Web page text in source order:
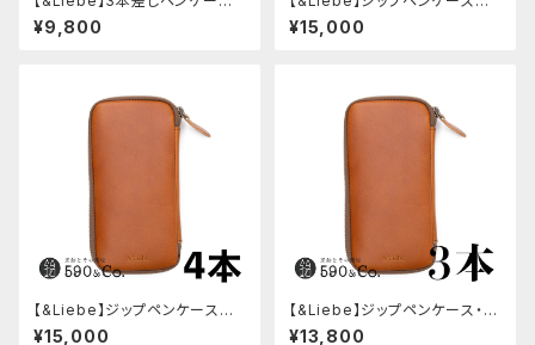
栃木レザー(ブラック)
¥9,800
木レザー・4本用(スムースブラッ
ク)
¥15,000
【&Liebe】ジップペンケース栃
木レザー・4本用(スムースブラ
¥15,000
【&Liebe】ジップペンケース・3
本用(スムースブラウン)
¥13,800